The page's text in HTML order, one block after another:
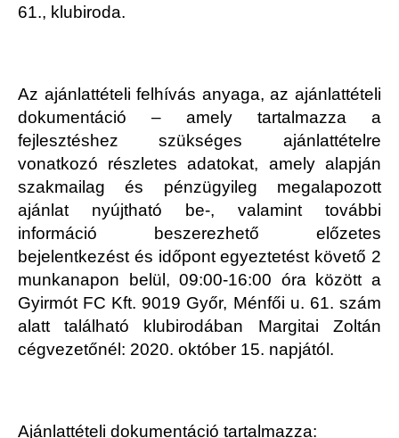
61., klubiroda.
Az ajánlattételi felhívás anyaga, az ajánlattételi
dokumentáció – amely tartalmazza a
fejlesztéshez szükséges ajánlattételre
vonatkozó részletes adatokat, amely alapján
szakmailag és pénzügyileg megalapozott
ajánlat nyújtható be-, valamint további
információ beszerezhető előzetes
bejelentkezést és időpont egyeztetést követő 2
munkanapon belül, 09:00-16:00 óra között a
Gyirmót FC Kft. 9019 Győr, Ménfői u. 61. szám
alatt található klubirodában Margitai Zoltán
cégvezetőnél: 2020. október 15. napjától.
Ajánlattételi dokumentáció tartalmazza: